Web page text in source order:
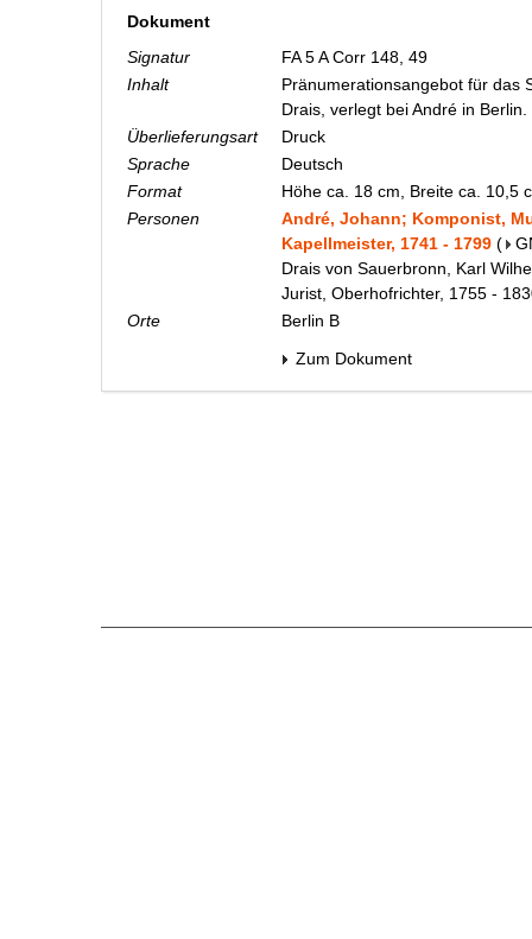
Dokument
Signatur
FA 5 A Corr 148, 49
Inhalt
Pränumerationsangebot für das
Drais, verlegt bei André in Berlin.
Überlieferungsart
Druck
Sprache
Deutsch
Format
Höhe ca. 18 cm, Breite ca. 10,5
Personen
André, Johann; Komponist,
Kapellmeister, 1741 - 1799 (
Drais von Sauerbronn, Karl
Jurist, Oberhofrichter, 1755 -
Orte
Berlin B
Zum Dokument